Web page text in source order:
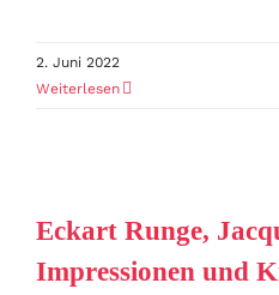
2. Juni 2022
Weiterlesen
Eckart Runge,
Impressionen und